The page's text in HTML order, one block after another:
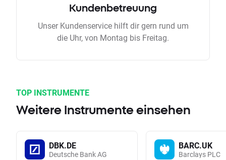
Kundenbetreuung
Unser Kundenservice hilft dir gern rund um
die Uhr, von Montag bis Freitag.
TOP INSTRUMENTE
Weitere Instrumente einsehen
DBK.DE
Deutsche Bank AG
BARC.UK
Barclays PLC